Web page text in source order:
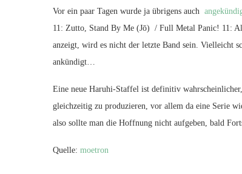
Vor ein paar Tagen wurde ja übrigens auch
11: Zutto, Stand By Me (Jō) / Full Metal Panic! 11:
anzeigt, wird es nicht der letzte Band sein. Vielleicht
ankündigt…
Eine neue Haruhi-Staffel ist definitiv
gleichzeitig zu produzieren, vor allem da eine Serie
also sollte man die Hoffnung nicht aufgeben, bald
Quelle: moetron